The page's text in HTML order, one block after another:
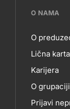
???
petrol-
O NAMA
O
O
Lična karta
Karijera
O
Prijavi